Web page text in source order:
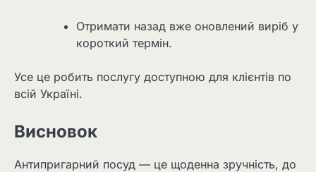
Отримати назад вже оновлений виріб у
короткий термін.
Усе це робить послугу доступною для клієнтів по
всій Україні.
Висновок
Антипригарний посуд — це щоденна зручність, до